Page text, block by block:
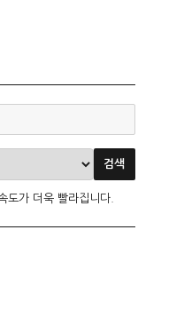
도가 더욱 빨라집니다.